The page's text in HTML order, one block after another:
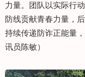
力量。团队以实际行
防线贡献青春力量，
持续传递防诈正能量
讯员陈敏）